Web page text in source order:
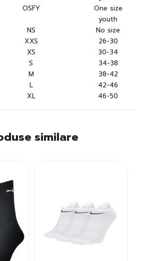
OSFY
One size
youth
NS
No size
XXS
26-30
XS
30-34
S
34-38
M
38-42
L
42-46
XL 46-50
similare